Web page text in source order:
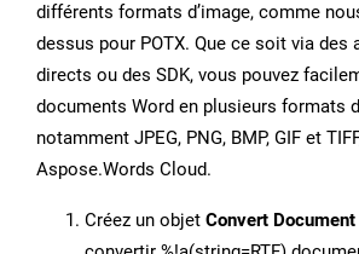
différents formats d’image, comme
dessus pour POTX. Que ce soit via des
directs ou des SDK, vous pouvez
documents Word en plusieurs formats
notamment JPEG, PNG, BMP, GIF et
Aspose.Words Cloud.
Créez un objet Convert